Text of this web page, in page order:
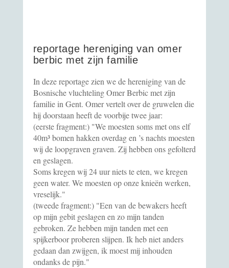
reportage hereniging van omer
berbic met zijn familie
In deze reportage zien we de hereniging van de
Bosnische vluchteling Omer Berbic met zijn
familie in Gent. Omer vertelt over de gruwelen die
hij doorstaan heeft de voorbije twee jaar:
(eerste fragment:) "We moesten soms met ons elf
40m³ bomen hakken overdag en ’s nachts moesten
wij de loopgraven graven. Zij hebben ons gefolterd
en geslagen.
Soms kregen wij 24 uur niets te eten, we kregen
geen water. We moesten op onze knieën werken,
vreselijk."
(tweede fragment:) "Een van de bewakers heeft
op mijn gebit geslagen en zo mijn tanden
gebroken. Ze hebben mijn tanden met een
spijkerboor proberen slijpen. Ik heb niet anders
gedaan dan zwijgen, ik moest mij inhouden
ondanks de pijn."